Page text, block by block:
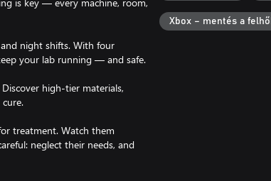
and night shifts. With four
your lab running — and safe.
high-tier materials,
treatment. Watch them
neglect their needs, and
Xbox – mentés a